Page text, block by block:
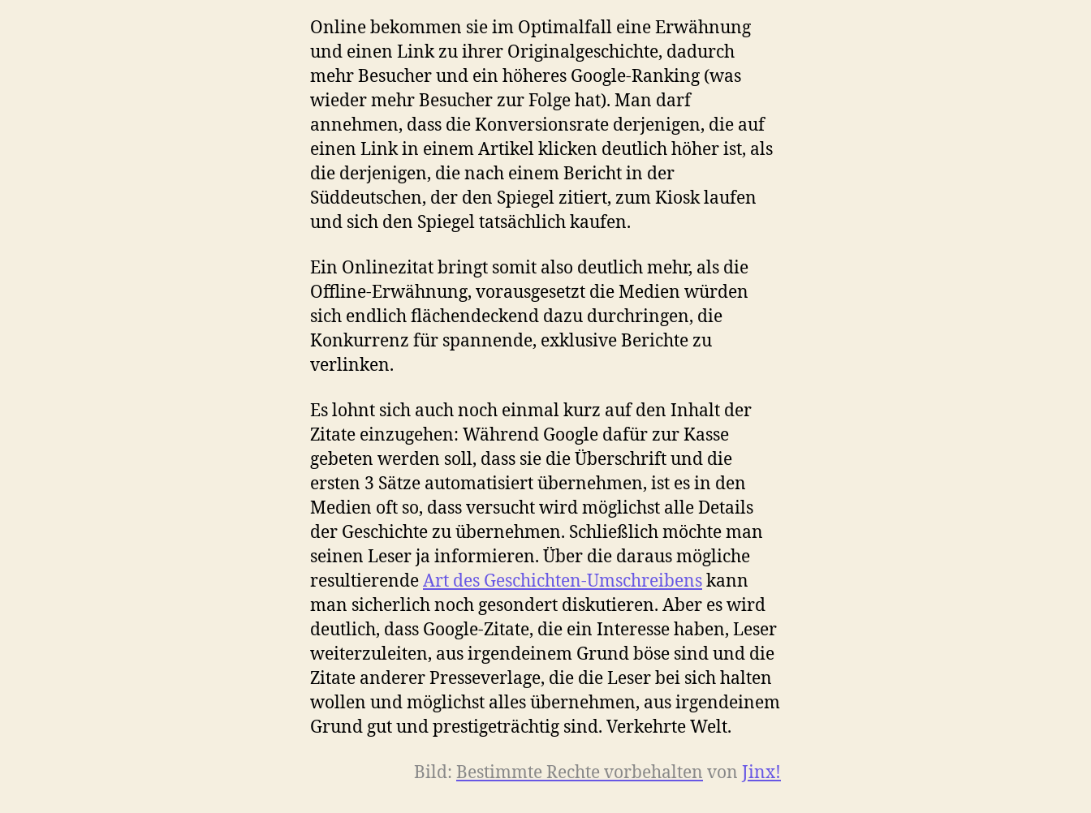
Online bekommen sie im Optimalfall eine Erwähnung
und einen Link zu ihrer Originalgeschichte, dadurch
mehr Besucher und ein höheres Google-Ranking (was
wieder mehr Besucher zur Folge hat). Man darf
annehmen, dass die Konversionsrate derjenigen, die auf
einen Link in einem Artikel klicken deutlich höher ist, als
die derjenigen, die nach einem Bericht in der
Süddeutschen, der den Spiegel zitiert, zum Kiosk laufen
und sich den Spiegel tatsächlich kaufen.
Ein Onlinezitat bringt somit also deutlich mehr, als die
Offline-Erwähnung, vorausgesetzt die Medien würden
sich endlich flächendeckend dazu durchringen, die
Konkurrenz für spannende, exklusive Berichte zu
verlinken.
Es lohnt sich auch noch einmal kurz auf den Inhalt der
Zitate einzugehen: Während Google dafür zur Kasse
gebeten werden soll, dass sie die Überschrift und die
ersten 3 Sätze automatisiert übernehmen, ist es in den
Medien oft so, dass versucht wird möglichst alle Details
der Geschichte zu übernehmen. Schließlich möchte man
seinen Leser ja informieren. Über die daraus mögliche
resultierendeArt des Geschichten-Umschreibenskann
man sicherlich noch gesondert diskutieren. Aber es wird
deutlich, dass Google-Zitate, die ein Interesse haben, Leser
weiterzuleiten, aus irgendeinem Grund böse sind und die
Zitate anderer Presseverlage, die die Leser bei sich halten
wollen und möglichst alles übernehmen, aus irgendeinem
Grund gut und prestigeträchtig sind. Verkehrte Welt.
Bild: Bestimmte Rechte vorbehalten von Jinx!